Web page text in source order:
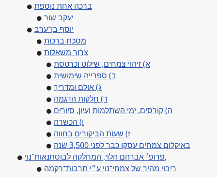
ברכה אחת נוספת
יוסף בן־ערב
מסכת ברכות
צרור משאלות
א) זיהוי צמחים, שילוט וכרטסת
ב) ספרייה שימושית
ג) אולם ומדריך
ד) חלקות הדגמה
ה) קורסים, ימי השתלמות ועיון, סיורים
ו) הכשרה
ז) שעות הביקורים בחווה
באיקלום צמחים עסקו כבר לפני 3,500 שנה
פרופ׳ אברהם הלוי, המחלקה לבוסתנאות־נוי,
ריבוי מהיר של צמחי־נוי ע״י תרבות־רקמה